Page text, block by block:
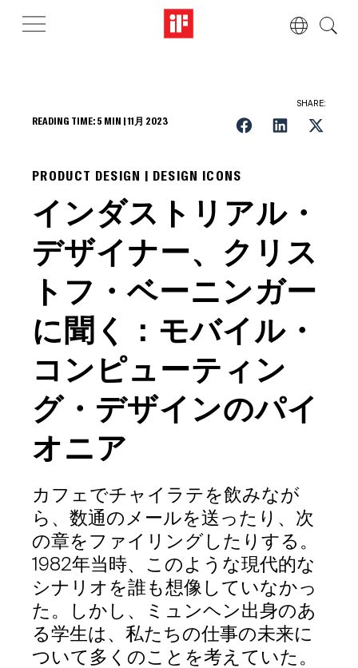
READING TIME: 5 MIN | 11月 2023
SHARE:
PRODUCT DESIGN | DESIGN ICONS
インダストリアル・
デザイナー、クリス
トフ・ベーニンガー
に聞く：モバイル・
コンピューティン
グ・デザインのパイ
オニア
カフェでチャイラテを飲みなが
ら、数通のメールを送ったり、次
の章をファイリングしたりする。
1982年当時、このような現代的な
シナリオを誰も想像していなかっ
た。しかし、ミュンヘン出身のあ
る学生は、私たちの仕事の未来に
ついて多くのことを考えていた。